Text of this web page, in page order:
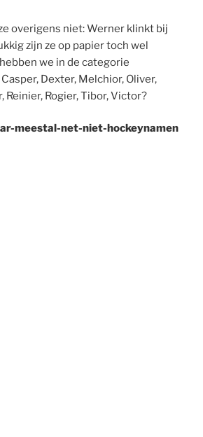
overigens niet: Werner klinkt bij
zijn ze op papier toch wel
we in de categorie
Dexter, Melchior, Oliver,
Reinier, Rogier, Tibor, Victor?
meestal-net-niet-hockeynamen